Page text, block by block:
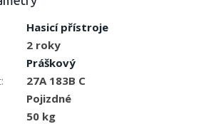
Hasicí přístroje
2 roky
Práškový
:
27A 183B C
Pojizdné
50 kg